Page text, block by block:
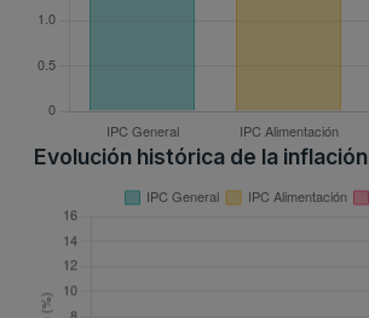
Evolución histórica de la inflación